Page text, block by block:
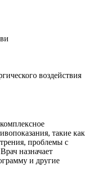
воздействия
такие как
проблемы с
назначает
и другие